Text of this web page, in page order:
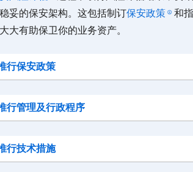
妥的保安架构。这包括制订保安政策 和
大有助保卫你的业务资产。
行保安政策
行管理及行政程序
行技术措施